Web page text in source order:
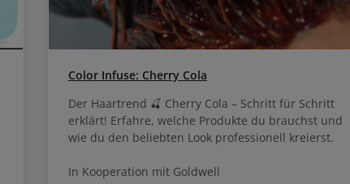
Color Infuse: Cherry Cola
Der Haartrend 🍒 Cherry Cola – Schritt für Schritt
erklärt! Erfahre, welche Produkte du brauchst und
wie du den beliebten Look professionell kreierst.
In Kooperation mit Goldwell